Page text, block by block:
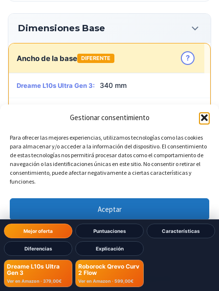
Gestionar consentimiento
Para ofrecer las mejores experiencias, utilizamos tecnologías como las cookies
para almacenar y/o acceder a la información del dispositivo. El consentimiento
de estas tecnologías nos permitirá procesar datos como el comportamiento de
navegación o las identificaciones únicas en este sitio. No consentir o retirar el
consentimiento, puede afectar negativamente a ciertas características y
funciones.
Aceptar
Denegar
Ver preferencias
Política de cookies Política de Privacidad
Mejor oferta Puntuaciones Características
Diferencias Explicación
Dreame L10s Ultra
Gen 3
Ver en Amazon · 379,00€
Roborock Qrevo Curv
2 Flow
Ver en Amazon · 599,00€
Dimensiones Base
Ancho de la base DIFERENTE ?
Dreame L10s Ultra Gen 3: 340 mm
Altura de la base DIFERENTE ?
Dreame L10s Ultra Gen 3: 590 mm
Roborock Qrevo Curv 2 Flow: 450 mm
Profundidad de la base DIFERENTE ?
Dreame L10s Ultra Gen 3: 457 mm
Roborock Qrevo Curv 2 Flow: 450 mm